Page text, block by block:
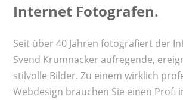
Internet Fotografen.
Seit über 40 Jahren fotografiert der
Svend Krumnacker aufregende,
stilvolle Bilder. Zu einem wirklich
Webdesign brauchen Sie einen Profi